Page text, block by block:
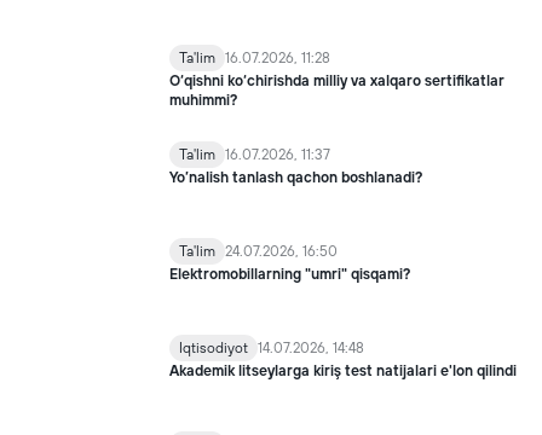
Ta'lim 16.07.2026, 11:28
O‘qishni ko‘chirishda milliy va xalqaro sertifikatlar
muhimmi?
Ta'lim 16.07.2026, 11:37
Yo’nalish tanlash qachon boshlanadi?
Ta'lim 24.07.2026, 16:50
Elektromobillarning "umri" qisqami?
Iqtisodiyot 14.07.2026, 14:48
Akademik litseylarga kiriş test natijalari e'lon qilindi